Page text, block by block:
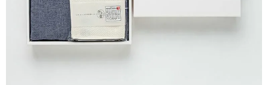
レディース商品すべて
オールシーズンの素材